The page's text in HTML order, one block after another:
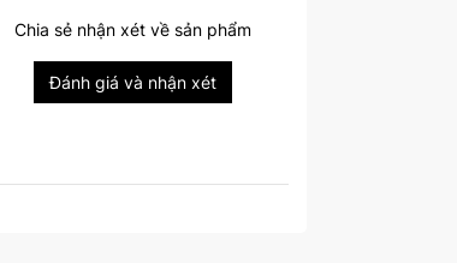
Chia sẻ nhận xét về sản phẩm
Đánh giá và nhận xét